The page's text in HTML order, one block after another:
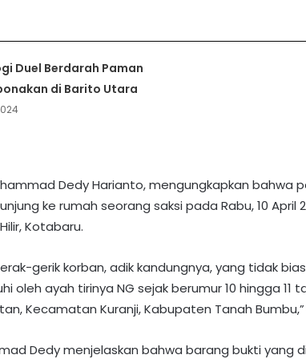
Duel Berdarah Paman
di Barito Utara
Dedy Harianto, mengungkapkan bahwa
ke rumah seorang saksi pada Rabu, 10 April
Kotabaru.
gerik korban, adik kandungnya, yang tidak
oleh ayah tirinya NG sejak berumur 10 hingga 11
Kecamatan Kuranji, Kabupaten Tanah
Dedy menjelaskan bahwa barang bukti yang